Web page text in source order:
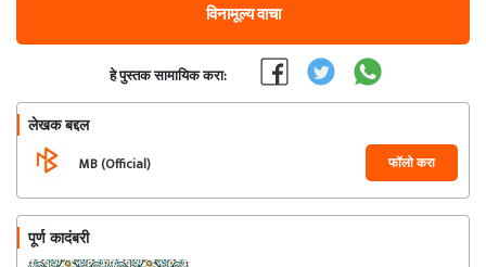
विनामूल्य वाचा
हे पुस्तक सामायिक करा:
लेखक बद्दल
MB (Official) फॉलो करा
पूर्ण कादंबरी